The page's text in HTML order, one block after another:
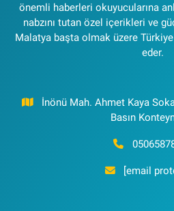
önemli haberleri okuyucularına
nabzını tutan özel içerikleri ve
Malatya başta olmak üzere
eder.
İnönü Mah. Ahmet Kaya
Basın
[email